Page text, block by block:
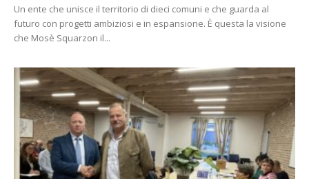
Un ente che unisce il territorio di dieci comuni e che guarda al
futuro con progetti ambiziosi e in espansione. È questa la visione
che Mosè Squarzon il...